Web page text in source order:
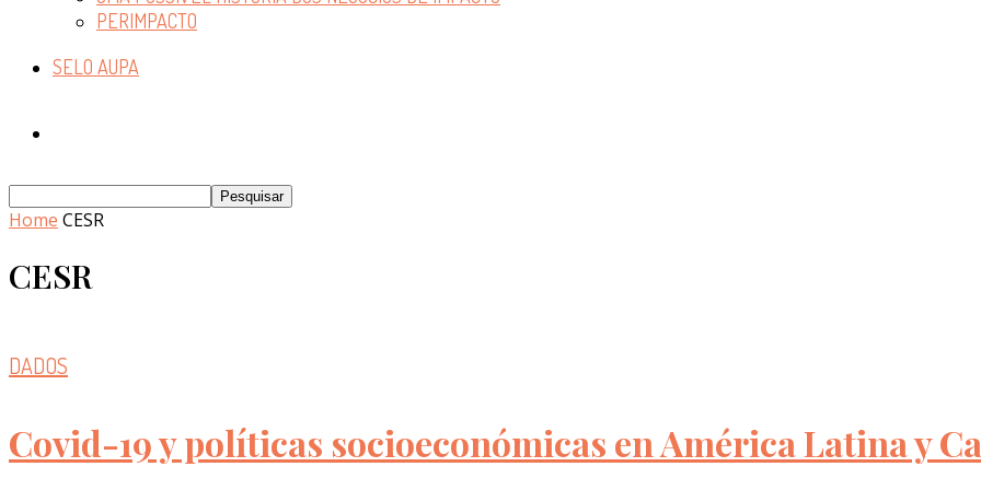
PERIMPACTO
SELO AUPA
Home CESR
CESR
DADOS
Covid-19 y políticas socioeconómicas en América Latina y